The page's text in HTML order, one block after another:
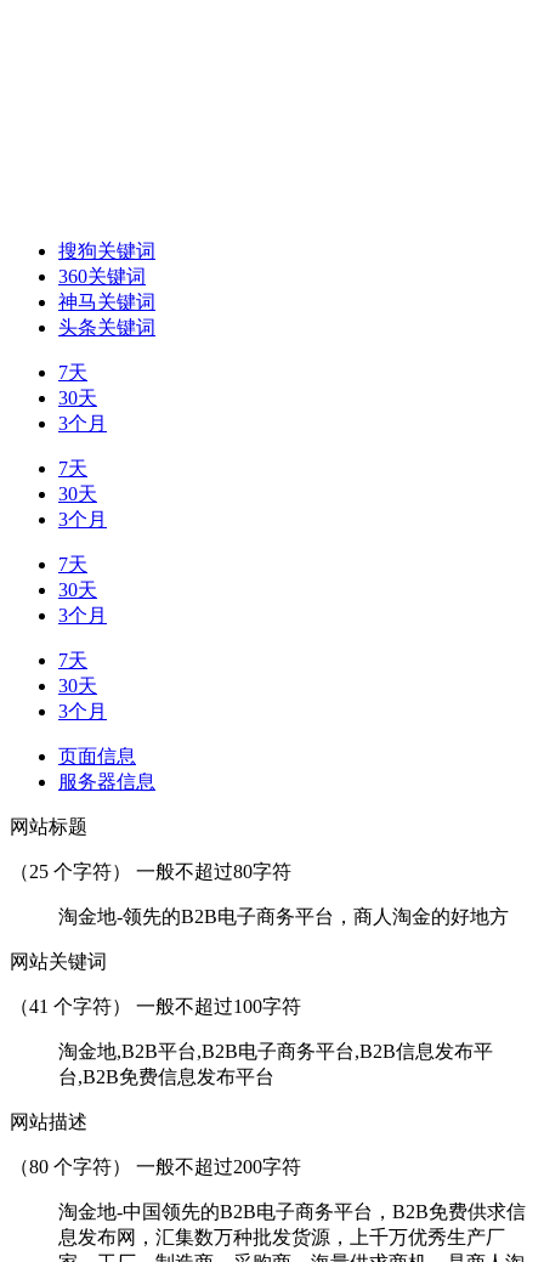
搜狗关键词
360关键词
神马关键词
头条关键词
7天
30天
3个月
7天
30天
3个月
7天
30天
3个月
7天
30天
3个月
页面信息
服务器信息
网站标题
（25 个字符） 一般不超过80字符
淘金地-领先的B2B电子商务平台，商人淘金的好地方
网站关键词
（41 个字符） 一般不超过100字符
淘金地,B2B平台,B2B电子商务平台,B2B信息发布平
台,B2B免费信息发布平台
网站描述
（80 个字符） 一般不超过200字符
淘金地-中国领先的B2B电子商务平台，B2B免费供求信
息发布网，汇集数万种批发货源，上千万优秀生产厂